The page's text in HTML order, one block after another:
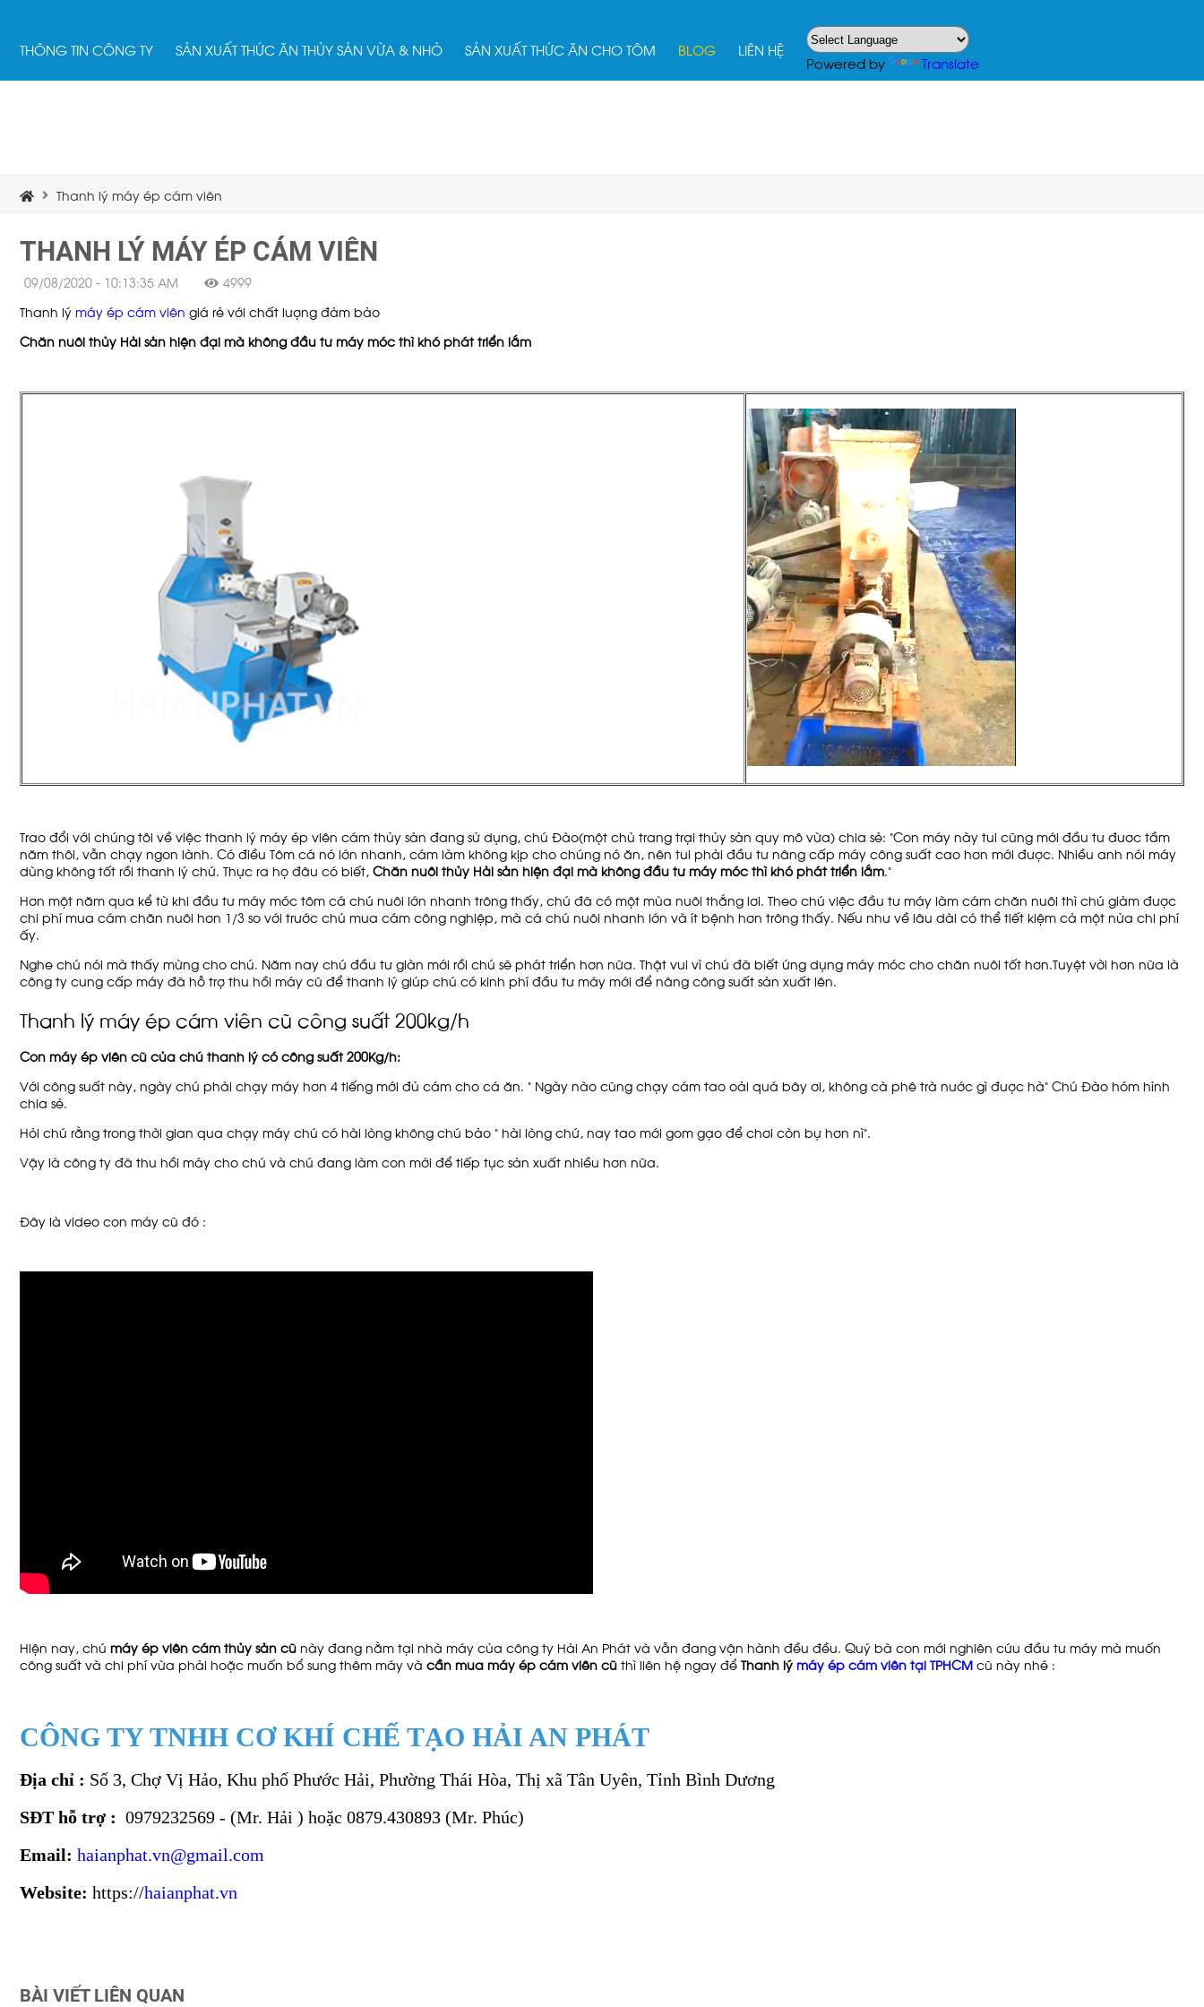
THÔNG TIN CÔNG TY SẢN XUẤT THỨC ĂN THỦY SẢN VỪA & NHỎ SẢN XUẤT THỨC ĂN CHO TÔM BLOG LIÊN HỆ
Powered by Translate
Thanh lý máy ép cám viên
THANH LÝ MÁY ÉP CÁM VIÊN
09/08/2020 - 10:13:35 AM
4999
Thanh lý máy ép cám viên giá rẻ với chất lượng đảm bảo
Chăn nuôi thủy Hải sản hiện đại mà không đầu tư máy móc thì khó phát triển lắm
Trao đổi với chúng tôi về việc thanh lý máy ép viên cám thủy sản đang sử dụng, chú Đào(một chủ trang trại thủy sản quy mô vừa) chia sẻ: "Con máy này tui cũng mới đầu tư đươc tầm
năm thôi, vẫn chạy ngon lành. Có điều Tôm cá nó lớn nhanh, cám làm không kịp cho chúng nó ăn, nên tui phải đầu tư nâng cấp máy công suất cao hơn mới được. Nhiều anh nói máy
dùng không tốt rồi thanh lý chứ. Thực ra họ đâu có biết, Chăn nuôi thủy Hải sản hiện đại mà không đầu tư máy móc thì khó phát triển lắm."
Hơn một năm qua kể từ khi đầu tư máy móc tôm cá chú nuôi lớn nhanh trông thấy, chú đã có một mùa nuôi thắng lơi. Theo chú việc đầu tư máy làm cám chăn nuôi thì chú giảm được
chi phí mua cám chăn nuôi hơn 1/3 so với trước chú mua cám công nghiệp, mà cá chú nuôi nhanh lớn và ít bệnh hơn trông thấy. Nếu như về lâu dài có thể tiết kiệm cả một nửa chi phí
ấy.
Nghe chú nói mà thấy mừng cho chú. Năm nay chú đầu tư giàn mới rồi chú sẽ phát triển hơn nữa. Thật vui vì chú đã biết ứng dụng máy móc cho chăn nuôi tốt hơn.Tuyệt vời hơn nữa là
công ty cung cấp máy đã hỗ trợ thu hồi máy cũ để thanh lý giúp chú có kinh phí đầu tư máy mới để nâng công suất sản xuất lên.
Thanh lý máy ép cám viên cũ công suất 200kg/h
Con máy ép viên cũ của chú thanh lý có công suất 200Kg/h:
Với công suất này, ngày chú phải chạy máy hơn 4 tiếng mới đủ cám cho cá ăn. " Ngày nào cũng chạy cám tao oải quá bây ơi, không cà phê trà nước gì được hà" Chú Đào hóm hỉnh
chia sẻ.
Hỏi chú rằng trong thời gian qua chạy máy chú có hài lòng không chú bảo " hài lòng chứ, nay tao mới gom gạo để chơi còn bự hơn nì".
Vậy là công ty đã thu hồi máy cho chú và chú đang làm con mới để tiếp tục sản xuất nhiều hơn nữa.
Đây là video con máy cũ đó :
Hiện nay, chú máy ép viên cám thủy sản cũ này đang nằm tại nhà máy của công ty Hải An Phát và vẫn đang vận hành đều đều. Quý bà con mới nghiên cứu đầu tư máy mà muốn
công suất và chi phí vừa phải hoặc muốn bổ sung thêm máy và cần mua máy ép cám viên cũ thì liên hệ ngay để Thanh lý máy ép cám viên tại TPHCM cũ này nhé :
CÔNG TY TNHH CƠ KHÍ CHẾ TẠO HẢI AN PHÁT
Địa chỉ : Số 3, Chợ Vị Hảo, Khu phố Phước Hải, Phường Thái Hòa, Thị xã Tân Uyên, Tỉnh Bình Dương
SĐT hỗ trợ : 0979232569 - (Mr. Hải ) hoặc 0879.430893 (Mr. Phúc)
Email: haianphat.vn@gmail.com
Website: https://haianphat.vn
BÀI VIẾT LIÊN QUAN